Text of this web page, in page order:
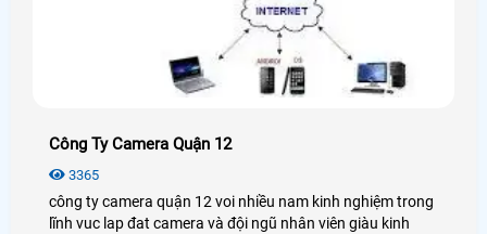
Công Ty Camera Quận 12
3365
công ty camera quận 12 voi nhiều nam kinh nghiệm trong
lĩnh vuc lap đat camera và đội ngũ nhân viên giàu kinh